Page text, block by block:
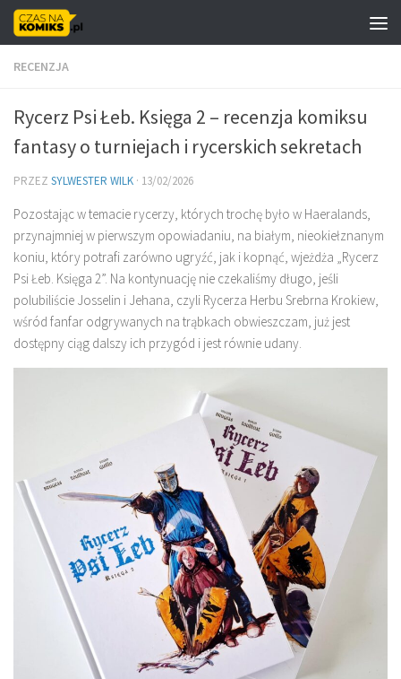
Skip to content
RECENZJA
Rycerz Psi Łeb. Księga 2 – recenzja komiksu
fantasy o turniejach i rycerskich sekretach
PRZEZ SYLWESTER WILK · 13/02/2026
Pozostając w temacie rycerzy, których trochę było w Haeralands,
przynajmniej w pierwszym opowiadaniu, na białym, nieokiełznanym
koniu, który potrafi zarówno ugryźć, jak i kopnąć, wjeżdża „Rycerz
Psi Łeb. Księga 2”. Na kontynuację nie czekaliśmy długo, jeśli
polubiliście Josselin i Jehana, czyli Rycerza Herbu Srebrna Krokiew,
wśród fanfar odgrywanych na trąbkach obwieszczam, już jest
dostępny ciąg dalszy ich przygód i jest równie udany.